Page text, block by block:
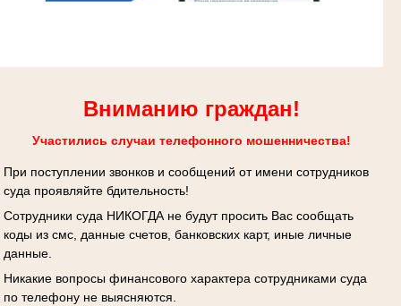
Вниманию граждан!
Участились случаи телефонного мошенничества!
При поступлении звонков и сообщений от имени сотрудников
суда проявляйте бдительность!
Сотрудники суда НИКОГДА не будут просить Вас сообщать
коды из смс, данные счетов, банковских карт, иные личные
данные.
Никакие вопросы финансового характера сотрудниками суда
по телефону не выясняются.